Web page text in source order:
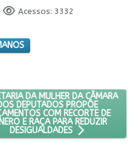
Acessos: 3332
MÍDIA JÁ NOTICIA O
ARTIGO: SECRETARIA DA
DA MULHER DA CÂMARA
DEPUTADOS PROPÕE
COM RECORTE DE
E RAÇA PARA REDUZIR
DESIGUALDADES